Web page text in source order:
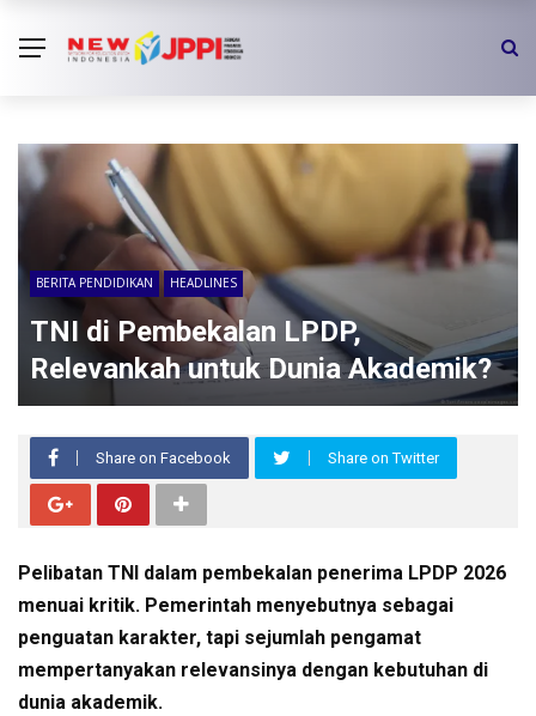
BERITA PENDIDIKAN HEADLINES
TNI di Pembekalan LPDP,
Relevankah untuk Dunia Akademik?
Share on Facebook Share on Twitter
Pelibatan TNI dalam pembekalan penerima LPDP 2026
menuai kritik. Pemerintah menyebutnya sebagai
penguatan karakter, tapi sejumlah pengamat
mempertanyakan relevansinya dengan kebutuhan di
dunia akademik.